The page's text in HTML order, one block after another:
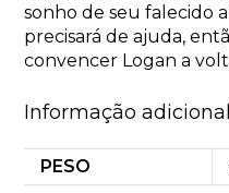
sonho de seu falecido
precisará de ajuda,
convencer Logan a
Informação adicional
PESO